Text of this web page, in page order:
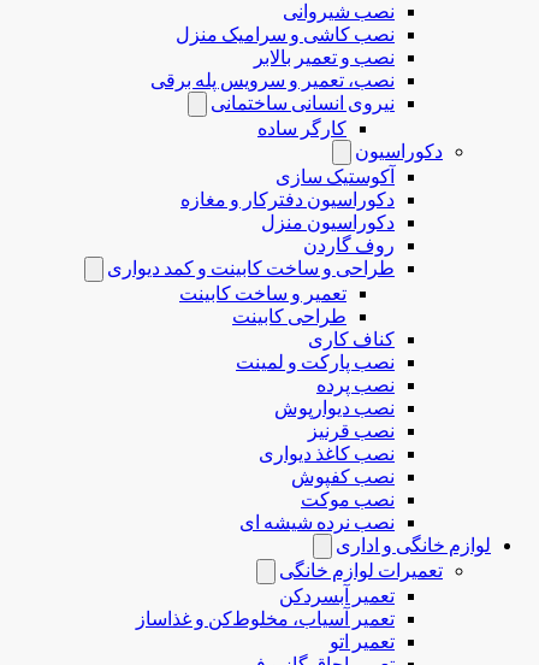
نصب شیروانی
نصب کاشی و سرامیک منزل
نصب و تعمیر بالابر
نصب، تعمیر و سرویس پله برقی
نیروی انسانی ساختمانی
کارگر ساده
دکوراسیون
آکوستیک سازی
دکوراسیون دفترکار و مغازه
دکوراسیون منزل
روف گاردن
طراحی و ساخت کابینت و کمد دیواری
تعمیر و ساخت کابینت
طراحی کابینت
کناف کاری
نصب پارکت و لمینت
نصب پرده
نصب دیوارپوش
نصب قرنیز
نصب کاغذ دیواری
نصب کفپوش
نصب موکت
نصب نرده شیشه ای
لوازم خانگی و اداری
تعمیرات لوازم خانگی
تعمیر آبسردکن
تعمیر آسیاب، مخلوط‌کن و غذاساز
تعمیر اتو